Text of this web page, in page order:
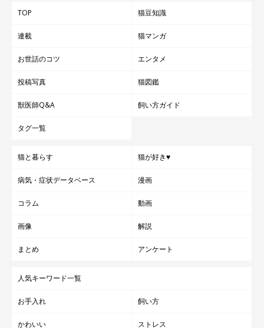
TOP 猫豆知識
連載 猫マンガ
お世話のコツ エンタメ
投稿写真 猫図鑑
獣医師Q&A 飼い方ガイド
タグ一覧
猫と暮らす 猫が好き♥
病気・症状データベース 漫画
コラム 動画
画像 解説
まとめ アンケート
人気キーワード一覧
お手入れ 飼い方
かわいい ストレス